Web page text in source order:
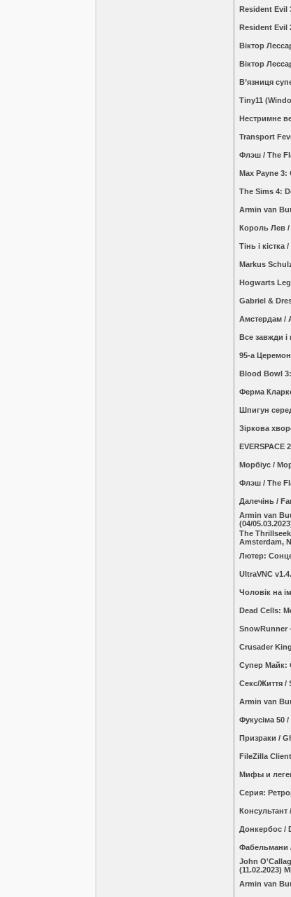
Resident Evil
Resident Evil
Віктор
Віктор
В’язниця
Tiny11
Нестримне
Transport
Флэш / The
Max Payne 3:
The Sims 4:
Armin van
Король Лев /
Тінь і
Markus
Hogwarts
Gabriel &
Амстердам /
Все завжди і
95-а
Blood Bowl
Ферма
Шпигун
Зіркова
EVERSPACE
Морбіус /
Флэш / The
Далечінь /
Armin van
(04/
The
Amsterdam,
Лютер:
UltraVNC
Чоловік на
Dead Cells:
SnowRunner
Crusader
Супер Майк:
Секс/Життя /
Armin van
Фукусіма 50
Призраки /
FileZilla
Мифы и
Серия:
Консультант
Донкербос /
Фабельмани
John
(11.02.2023)
Armin van